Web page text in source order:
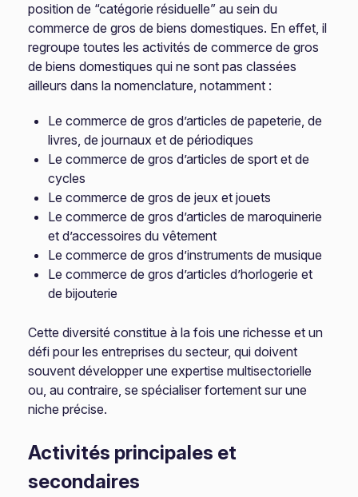
position de “catégorie résiduelle” au sein du
commerce de gros de biens domestiques. En effet, il
regroupe toutes les activités de commerce de gros
de biens domestiques qui ne sont pas classées
ailleurs dans la nomenclature, notamment :
Le commerce de gros d’articles de papeterie, de
livres, de journaux et de périodiques
Le commerce de gros d’articles de sport et de
cycles
Le commerce de gros de jeux et jouets
Le commerce de gros d’articles de maroquinerie
et d’accessoires du vêtement
Le commerce de gros d’instruments de musique
Le commerce de gros d’articles d’horlogerie et
de bijouterie
Cette diversité constitue à la fois une richesse et un
défi pour les entreprises du secteur, qui doivent
souvent développer une expertise multisectorielle
ou, au contraire, se spécialiser fortement sur une
niche précise.
Activités principales et
secondaires